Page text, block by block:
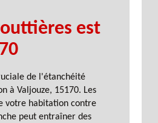
est
de l'étanchéité
à Valjouze, 15170. Les
votre habitation contre
peut entraîner des